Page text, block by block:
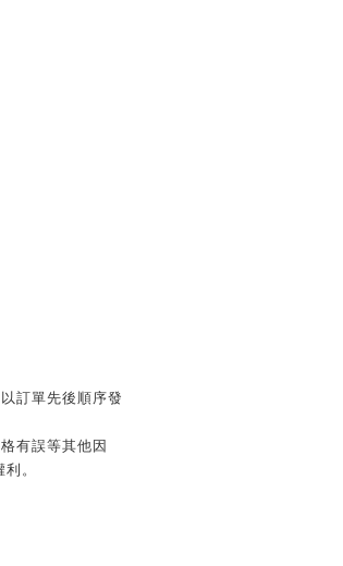
訂單先後順序發
有誤等其他因
。